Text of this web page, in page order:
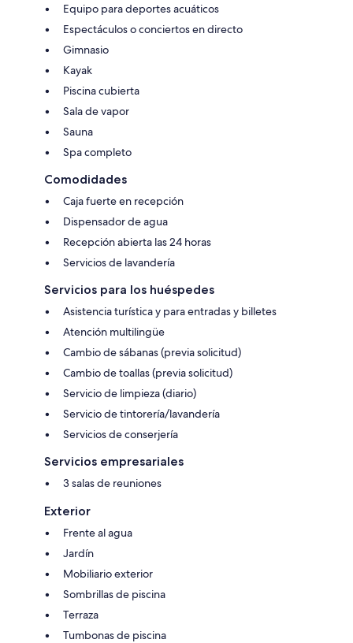
Equipo para deportes acuáticos
Espectáculos o conciertos en directo
Gimnasio
Kayak
Piscina cubierta
Sala de vapor
Sauna
Spa completo
Comodidades
Caja fuerte en recepción
Dispensador de agua
Recepción abierta las 24 horas
Servicios de lavandería
Servicios para los huéspedes
Asistencia turística y para entradas y billetes
Atención multilingüe
Cambio de sábanas (previa solicitud)
Cambio de toallas (previa solicitud)
Servicio de limpieza (diario)
Servicio de tintorería/lavandería
Servicios de conserjería
Servicios empresariales
3 salas de reuniones
Exterior
Frente al agua
Jardín
Mobiliario exterior
Sombrillas de piscina
Terraza
Tumbonas de piscina